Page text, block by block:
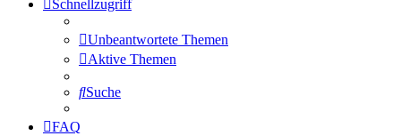
Schnellzugriff
Unbeantwortete Themen
Aktive Themen
Suche
FAQ